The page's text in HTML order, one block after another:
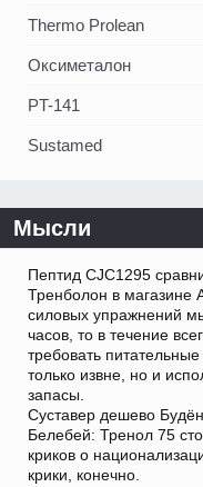
Thermo Prolean
Оксиметалон
PT-141
Sustamed
Мысли
Пептид CJC1295
Тренболон в магазине
силовых упражнений
часов, то в течение
требовать
только извне, но и
запасы.
Суставер дешево
Белебей: Тренол 75
криков о
крики, конечно.